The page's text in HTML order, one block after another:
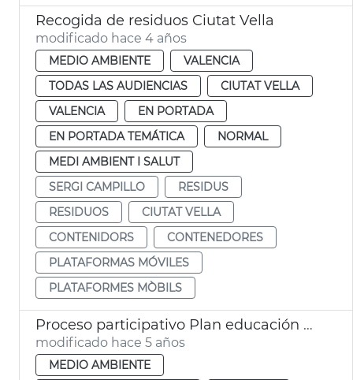
Recogida de residuos Ciutat Vella
modificado hace 4 años
MEDIO AMBIENTE
VALENCIA
TODAS LAS AUDIENCIAS
CIUTAT VELLA
VALENCIA
EN PORTADA
EN PORTADA TEMÁTICA
NORMAL
MEDI AMBIENT I SALUT
SERGI CAMPILLO
RESIDUS
RESIDUOS
CIUTAT VELLA
CONTENIDORS
CONTENEDORES
PLATAFORMAS MÓVILES
PLATAFORMES MÒBILS
Proceso participativo Plan educación ambiental residuos y limpieza
modificado hace 5 años
MEDIO AMBIENTE